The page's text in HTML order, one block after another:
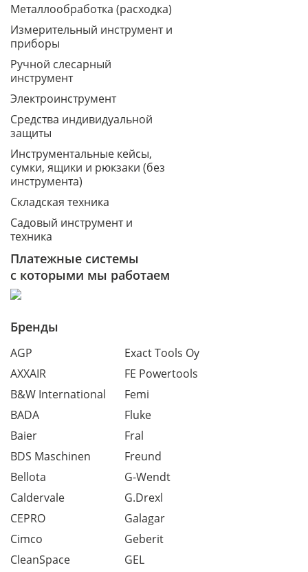
Металлообработка (расходка)
Измерительный инструмент и
приборы
Ручной слесарный
инструмент
Электроинструмент
Средства индивидуальной
защиты
Инструментальные кейсы,
сумки, ящики и рюкзаки (без
инструмента)
Складская техника
Садовый инструмент и
техника
Платежные системы
с которыми мы работаем
Бренды
AGP
AXXAIR
B&W International
BADA
Baier
BDS Maschinen
Bellota
Caldervale
CEPRO
Cimco
CleanSpace
Exact Tools Oy
FE Powertools
Femi
Fluke
Fral
Freund
G-Wendt
G.Drexl
Galagar
Geberit
GEL